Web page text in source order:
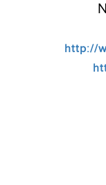
http://